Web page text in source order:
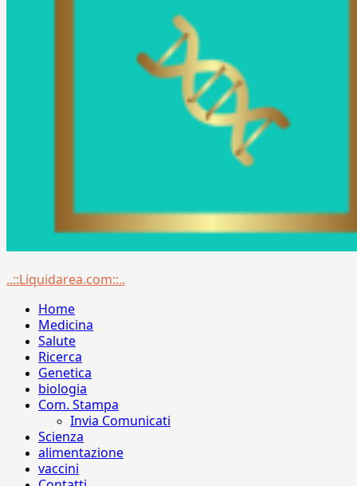
Menu
..::Liquidarea.com::..
Home
Medicina
Salute
Ricerca
Genetica
biologia
Com. Stampa
Invia Comunicati
Scienza
alimentazione
vaccini